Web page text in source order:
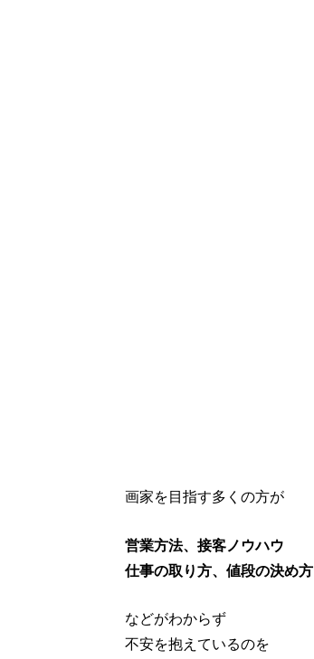
画家を目指す多くの方が
営業方法、接客ノウハウ
仕事の取り方、値段の決め方
などがわからず
不安を抱えているのを